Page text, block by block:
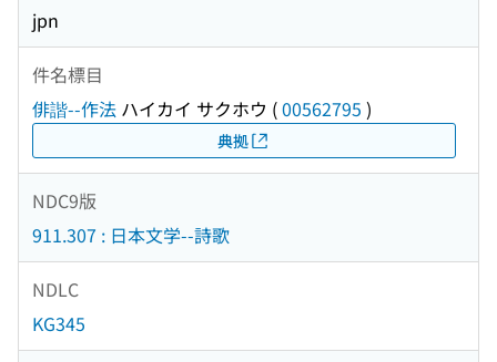
jpn
件名標目
俳諧--作法 ハイカイ サクホウ (00562795 )
典拠
NDC9版
911.307 : 日本文学--詩歌
NDLC
KG345